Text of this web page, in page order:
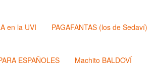
en la UVI PAGAFANTAS (los de Sedaví)
ESPAÑOLES Machito BALDOVÍ